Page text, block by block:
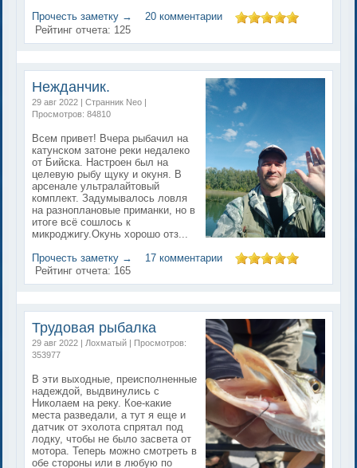
Прочесть заметку →
20 комментарии
Рейтинг отчета: 125
Нежданчик.
29 авг 2022 | Странник Neo |
Просмотров: 84810
Всем привет! Вчера рыбачил на
катунском затоне реки недалеко
от Бийска. Настроен был на
целевую рыбу щуку и окуня. В
арсенале ультралайтовый
комплект. Задумывалось ловля
на разноплановые приманки, но в
итоге всё сошлось к
микроджигу.Окунь хорошо отз...
Прочесть заметку →
17 комментарии
Рейтинг отчета: 165
Трудовая рыбалка
29 авг 2022 | Лохматый | Просмотров:
353977
В эти выходные, преисполненные
надеждой, выдвинулись с
Николаем на реку. Кое-какие
места разведали, а тут я еще и
датчик от эхолота спрятал под
лодку, чтобы не было засвета от
мотора. Теперь можно смотреть в
обе стороны или в любую по